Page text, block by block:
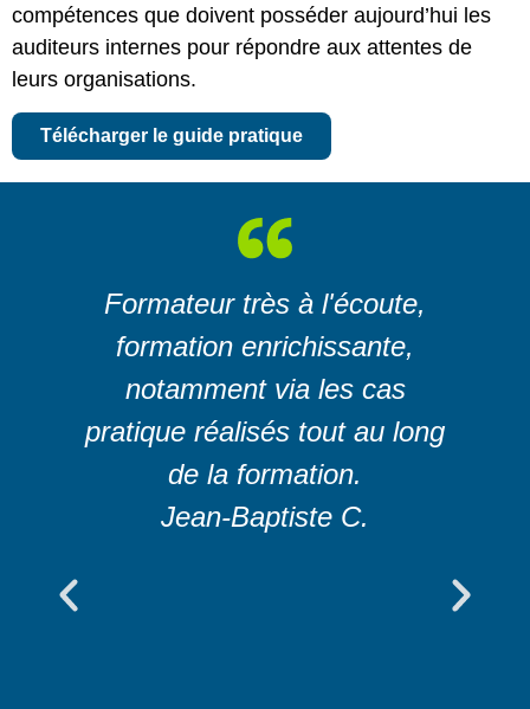
compétences que doivent posséder aujourd’hui les
auditeurs internes pour répondre aux attentes de
leurs organisations.
Télécharger le guide pratique
Formateur très à l'écoute,
formation enrichissante,
notamment via les cas
pratique réalisés tout au long
de la formation.
Jean-Baptiste C.